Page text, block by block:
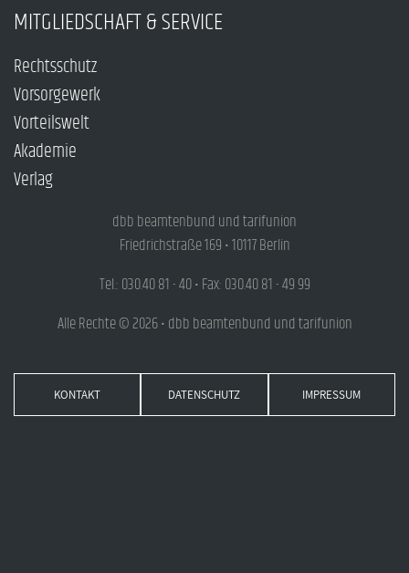
MITGLIEDSCHAFT & SERVICE
Rechtsschutz
Vorsorgewerk
Vorteilswelt
Akademie
Verlag
dbb beamtenbund und tarifunion
Friedrichstraße 169 • 10117 Berlin
Tel.: 030.40 81 - 40 • Fax: 030.40 81 - 49 99
Alle Rechte © 2026 • dbb beamtenbund und tarifunion
KONTAKT DATENSCHUTZ IMPRESSUM